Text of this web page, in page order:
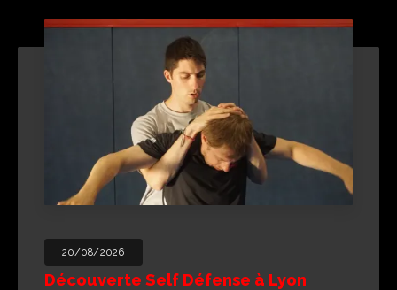
20/08/2026
Découverte Self Défense à Lyon